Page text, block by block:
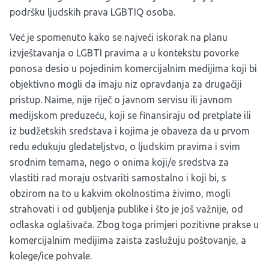
podršku ljudskih prava LGBTIQ osoba.
Već je spomenuto kako se najveći iskorak na planu
izvještavanja o LGBTI pravima a u kontekstu povorke
ponosa desio u pojedinim komercijalnim medijima koji bi
objektivno mogli da imaju niz opravdanja za drugačiji
pristup. Naime, nije riječ o javnom servisu ili javnom
medijskom preduzeću, koji se finansiraju od pretplate ili
iz budžetskih sredstava i kojima je obaveza da u prvom
redu edukuju gledateljstvo, o ljudskim pravima i svim
srodnim temama, nego o onima koji/e sredstva za
vlastiti rad moraju ostvariti samostalno i koji bi, s
obzirom na to u kakvim okolnostima živimo, mogli
strahovati i od gubljenja publike i što je još važnije, od
odlaska oglašivača. Zbog toga primjeri pozitivne prakse u
komercijalnim medijima zaista zaslužuju poštovanje, a
kolege/ice pohvale.